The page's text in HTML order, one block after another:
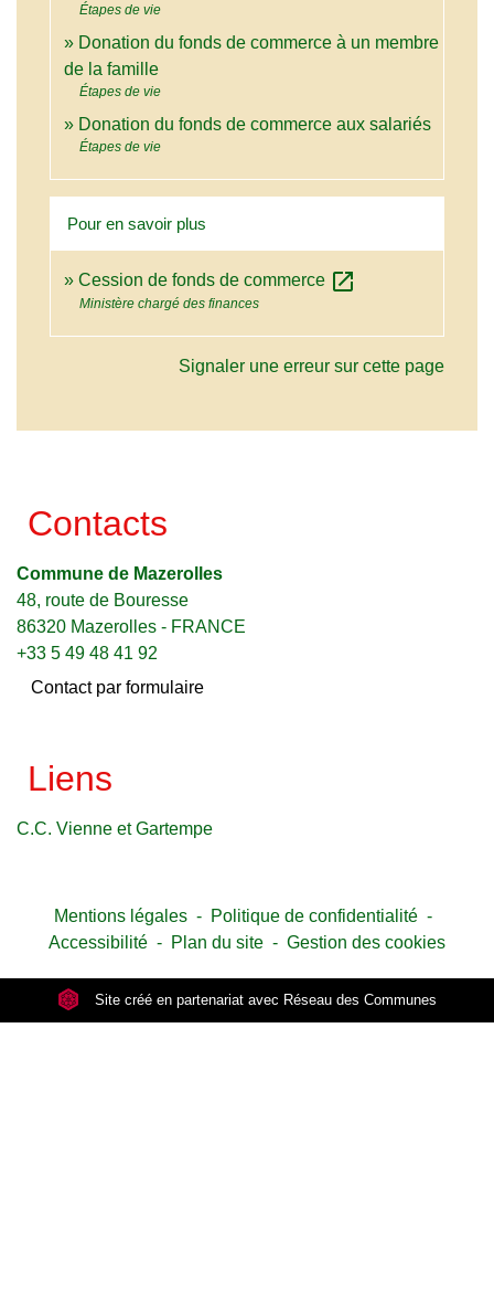
Étapes de vie
Donation du fonds de commerce à un membre
de la famille
Étapes de vie
Donation du fonds de commerce aux salariés
Étapes de vie
Pour en savoir plus
Cession de fonds de commerce open_in_new
Ministère chargé des finances
Signaler une erreur sur cette page
Contacts
Commune de Mazerolles
48, route de Bouresse
86320 Mazerolles - FRANCE
+33 5 49 48 41 92
Contact par formulaire
Liens
C.C. Vienne et Gartempe
Mentions légales - Politique de confidentialité -
Accessibilité - Plan du site - Gestion des cookies
Site créé en partenariat avec Réseau des Communes